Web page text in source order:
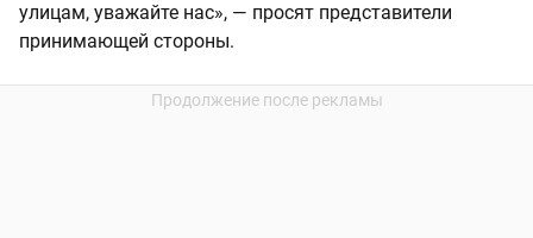
улицам, уважайте нас», — просят представители
принимающей стороны.